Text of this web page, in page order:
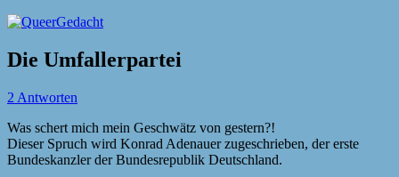
Die Umfallerpartei
2 Antworten
Was schert mich mein Geschwätz von gestern?!
Dieser Spruch wird Konrad Adenauer zugeschrieben, der erste
Bundeskanzler der Bundesrepublik Deutschland.